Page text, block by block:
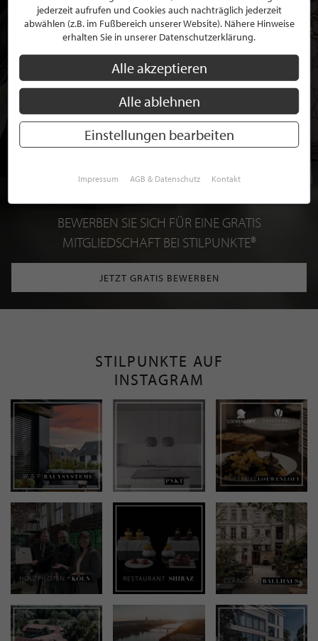
BEWERBEN SIE SICH FÜR EINE GRATIS
MITGLIEDSCHAFT BEI STILPUNKTE®
JETZT GRATIS BEWERBEN
STILPUNKTE AUF
INSTAGRAM
jederzeit aufrufen und Cookies auch nachträglich jederzeit
abwählen (z.B. im Fußbereich unserer Website). Nähere Hinweise
erhalten Sie in unserer Datenschutzerklärung.
Alle akzeptieren
Alle ablehnen
Einstellungen bearbeiten
Impressum AGB & Datenschutz Kontakt